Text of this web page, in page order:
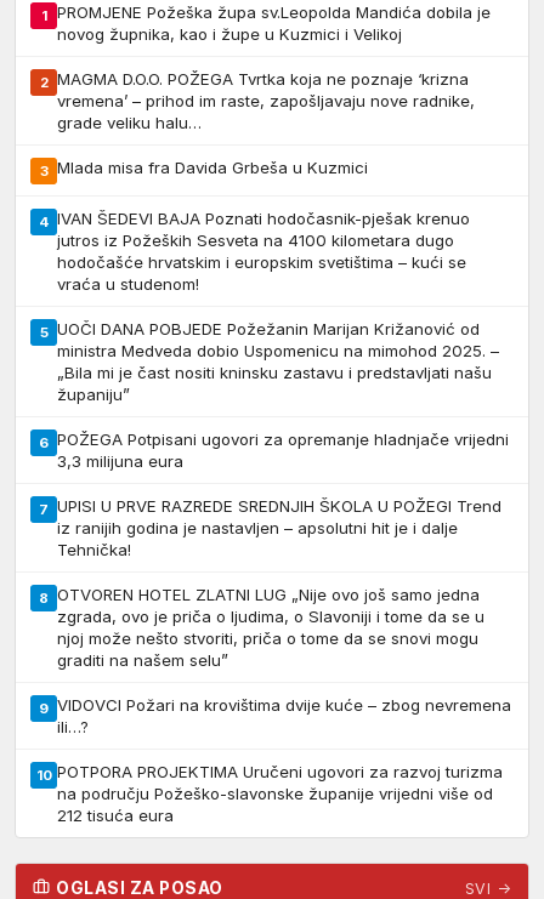
1
PROMJENE Požeška župa sv.Leopolda Mandića dobila je
novog župnika, kao i župe u Kuzmici i Velikoj
2 MAGMA D.O.O. POŽEGA Tvrtka koja ne poznaje ‘krizna
vremena’ – prihod im raste, zapošljavaju nove radnike,
grade veliku halu…
3 Mlada misa fra Davida Grbeša u Kuzmici
4 IVAN ŠEDEVI BAJA Poznati hodočasnik-pješak krenuo
jutros iz Požeških Sesveta na 4100 kilometara dugo
hodočašće hrvatskim i europskim svetištima – kući se
vraća u studenom!
5 UOČI DANA POBJEDE Požežanin Marijan Križanović od
ministra Medveda dobio Uspomenicu na mimohod 2025. –
„Bila mi je čast nositi kninsku zastavu i predstavljati našu
županiju”
6 POŽEGA Potpisani ugovori za opremanje hladnjače vrijedni
3,3 milijuna eura
7 UPISI U PRVE RAZREDE SREDNJIH ŠKOLA U POŽEGI Trend
iz ranijih godina je nastavljen – apsolutni hit je i dalje
Tehnička!
8 OTVOREN HOTEL ZLATNI LUG „Nije ovo još samo jedna
zgrada, ovo je priča o ljudima, o Slavoniji i tome da se u
njoj može nešto stvoriti, priča o tome da se snovi mogu
graditi na našem selu”
9 VIDOVCI Požari na krovištima dvije kuće – zbog nevremena
ili…?
10 POTPORA PROJEKTIMA Uručeni ugovori za razvoj turizma
na području Požeško-slavonske županije vrijedni više od
212 tisuća eura
OGLASI ZA POSAO SVI →